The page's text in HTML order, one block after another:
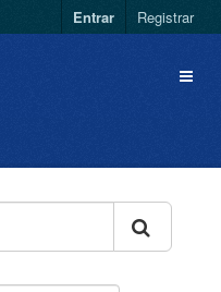
Entrar Registrar